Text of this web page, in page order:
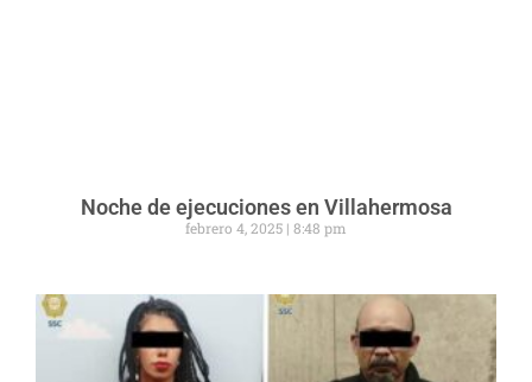
Noche de ejecuciones en Villahermosa
febrero 4, 2025 8:48 pm